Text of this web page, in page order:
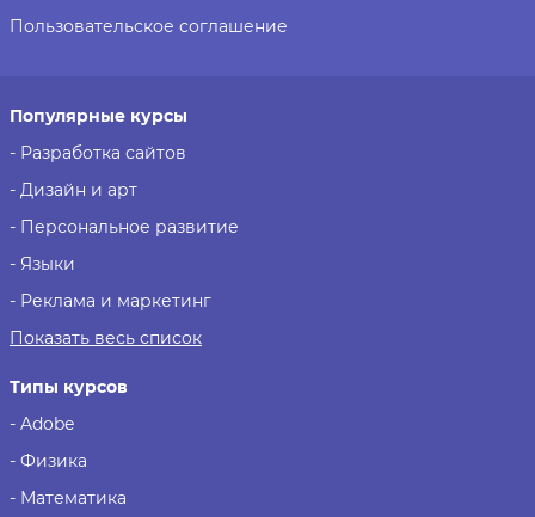
Пользовательское соглашение
Популярные курсы
- Разработка сайтов
- Дизайн и арт
- Персональное развитие
- Языки
- Реклама и маркетинг
Показать весь список
Типы курсов
- Adobe
- Физика
- Математика